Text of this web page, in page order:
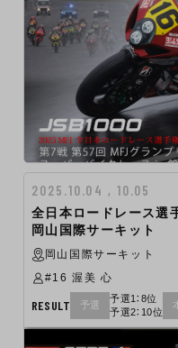
2025.10.04 , 10.05
全日本ロードレース
岡山国際サーキット
岡山国際サーキット
#16 渥美 心
RESULT 予選
予選1：8位
予選2：10位